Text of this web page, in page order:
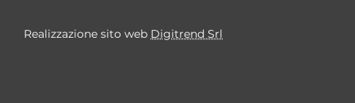
Realizzazione sito web Digitrend Srl